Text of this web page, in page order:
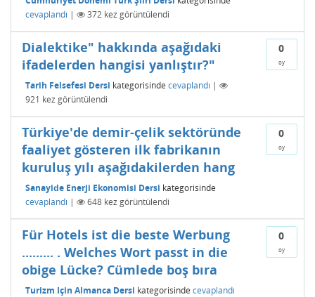
cevaplandı | 372 kez görüntülendi
0
oy
Dialektike" hakkında aşağıdaki
ifadelerden hangisi yanlıştır?"
Tarih Felsefesi Dersi kategorisinde cevaplandı |
921 kez görüntülendi
0
oy
Türkiye'de demir-çelik sektöründe
faaliyet gösteren ilk fabrikanın
kuruluş yılı aşağıdakilerden hang
Sanayide Enerji Ekonomisi Dersi kategorisinde
cevaplandı | 648 kez görüntülendi
0
oy
Für Hotels ist die beste Werbung
......... . Welches Wort passt in die
obige Lücke? Cümlede boş bıra
Turizm Için Almanca Dersi kategorisinde cevaplandı